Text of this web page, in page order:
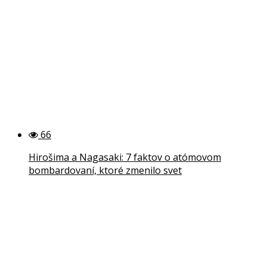
66
Hirošima a Nagasaki: 7 faktov o atómovom
bombardovaní, ktoré zmenilo svet